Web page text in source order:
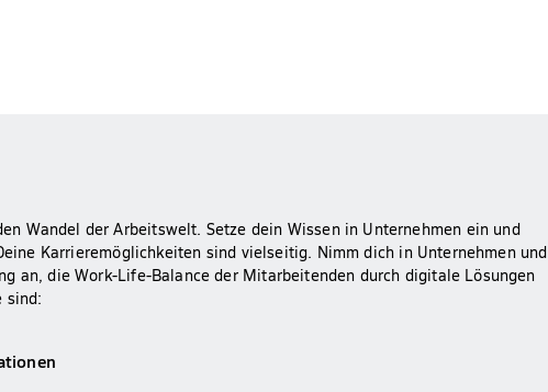
Wandel der Arbeitswelt. Setze dein Wissen in Unternehmen ein und
Karrieremöglichkeiten sind vielseitig. Nimm dich in Unternehmen und
an, die Work-Life-Balance der Mitarbeitenden durch digitale Lösungen
sind: